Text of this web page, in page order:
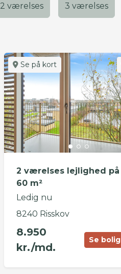
2 værelses 3 værelses
Se på kort
2 værelses lejlighed på
60 m²
Ledig nu
8240 Risskov
8.950
kr./md.
Se bolig